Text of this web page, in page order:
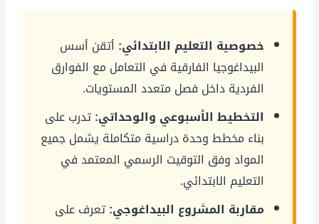
خصوصية التعليم الابتدائي: أتقن أسس
البيداغوجيا الفارقية في التعامل مع الفوارق
الفردية داخل فصل متعدد المستويات.
التخطيط الأسبوعي والوحداتي:تدرب على
بناء مخطط وحدة دراسية متكاملة يشمل جميع
المواد وفق التوقيت الرسمي المعتمد في
التعليم الابتدائي.
مقاربة المشروع البيداغوجي:تعرف على